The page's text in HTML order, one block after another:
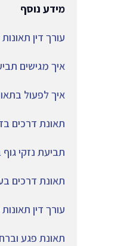
מידע נוסף
עורך דין
איך מגישים
איך לפעול
תאונת דרכים
תביעת נזקי
תאונת דרכים
עורך דין
תאונת פגע